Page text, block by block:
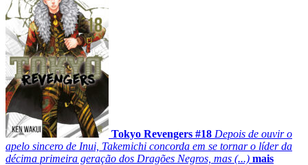
Tokyo Revengers #18 Depois de ouvir o
apelo sincero de Inui, Takemichi concorda em se tornar o líder da
décima primeira geração dos Dragões Negros, mas (...) mais